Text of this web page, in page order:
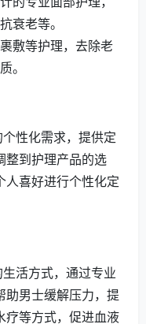
衰老等。
敷等护理，去除老
。
性化需求，提供定
整到护理产品的选
人喜好进行个性化定
活方式，通过专业
助男士缓解压力，提
疗等方式，促进血液